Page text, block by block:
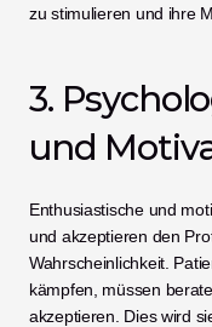
zu stimulieren und ihre
3.
und
Enthusiastische und
und akzeptieren den
Wahrscheinlichkeit.
kämpfen, müssen
akzeptieren. Dies wird